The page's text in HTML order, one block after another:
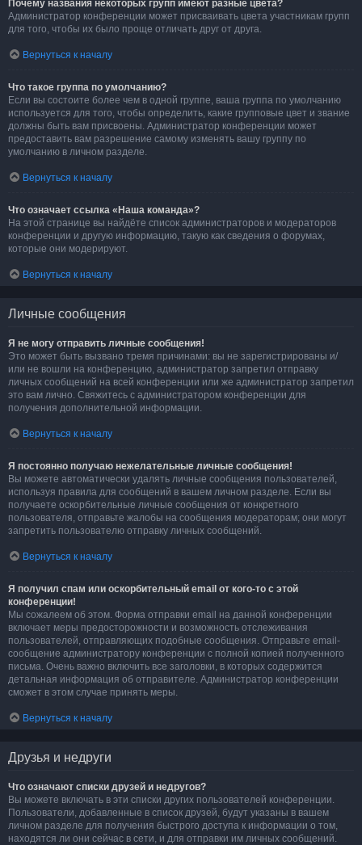
Почему названия некоторых групп имеют разные цвета?
Администратор конференции может присваивать цвета участникам групп
для того, чтобы их было проще отличать друг от друга.
Вернуться к началу
Что такое группа по умолчанию?
Если вы состоите более чем в одной группе, ваша группа по умолчанию
используется для того, чтобы определить, какие групповые цвет и звание
должны быть вам присвоены. Администратор конференции может
предоставить вам разрешение самому изменять вашу группу по
умолчанию в личном разделе.
Вернуться к началу
Что означает ссылка «Наша команда»?
На этой странице вы найдёте список администраторов и модераторов
конференции и другую информацию, такую как сведения о форумах,
которые они модерируют.
Вернуться к началу
Личные сообщения
Я не могу отправить личные сообщения!
Это может быть вызвано тремя причинами: вы не зарегистрированы и/
или не вошли на конференцию, администратор запретил отправку
личных сообщений на всей конференции или же администратор запретил
это вам лично. Свяжитесь с администратором конференции для
получения дополнительной информации.
Вернуться к началу
Я постоянно получаю нежелательные личные сообщения!
Вы можете автоматически удалять личные сообщения пользователей,
используя правила для сообщений в вашем личном разделе. Если вы
получаете оскорбительные личные сообщения от конкретного
пользователя, отправьте жалобы на сообщения модераторам; они могут
запретить пользователю отправку личных сообщений.
Вернуться к началу
Я получил спам или оскорбительный email от кого-то с этой
конференции!
Мы сожалеем об этом. Форма отправки email на данной конференции
включает меры предосторожности и возможность отслеживания
пользователей, отправляющих подобные сообщения. Отправьте email-
сообщение администратору конференции с полной копией полученного
письма. Очень важно включить все заголовки, в которых содержится
детальная информация об отправителе. Администратор конференции
сможет в этом случае принять меры.
Вернуться к началу
Друзья и недруги
Что означают списки друзей и недругов?
Вы можете включать в эти списки других пользователей конференции.
Пользователи, добавленные в список друзей, будут указаны в вашем
личном разделе для получения быстрого доступа к информации о том,
находятся ли они сейчас в сети, и для отправки им личных сообщений.